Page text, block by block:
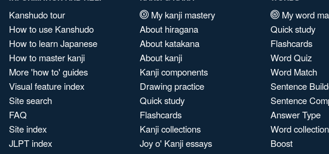
Kanshudo tour
How to use Kanshudo
How to learn Japanese
How to master kanji
More 'how to' guides
Visual feature index
Site search
FAQ
Site index
JLPT index
My kanji mastery
About hiragana
About katakana
About kanji
Kanji components
Drawing practice
Quick study
Flashcards
Kanji collections
Joy o' Kanji essays
My word
Quick study
Flashcards
Word Quiz
Word Match
Sentence
Sentence
Answer Type
Word
Boost